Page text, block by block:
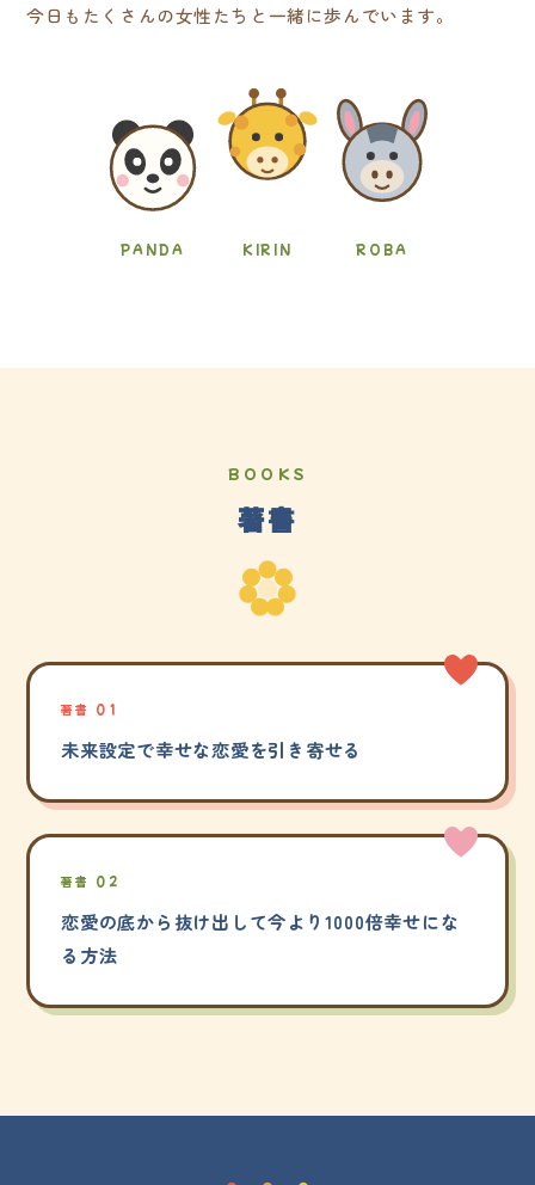
今日もたくさんの女性たちと一緒に歩んでいます。
PANDA KIRIN ROBA
BOOKS
著書
著書 01
未来設定で幸せな恋愛を引き寄せる
著書 02
恋愛の底から抜け出して今より1000倍幸せにな
る方法